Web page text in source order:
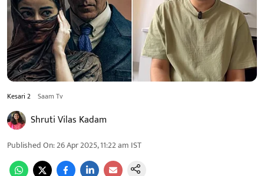
Kesari 2 Saam Tv
Shruti Vilas Kadam
Published On:26 Apr 2025, 11:22 am IST